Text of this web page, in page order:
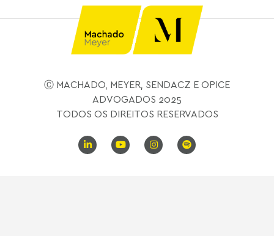
Ⓒ MACHADO, MEYER, SENDACZ E OPICE
ADVOGADOS 2025
TODOS OS DIREITOS RESERVADOS